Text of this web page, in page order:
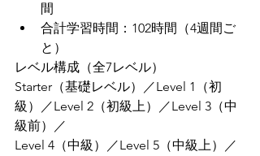
間
合計学習時間：102時間（4週間ご
と）
レベル構成（全7レベル）
Starter（基礎レベル）／Level 1（初
級）／Level 2（初級上）／Level 3（中
級前）／
Level 4（中級）／Level 5（中級上）／